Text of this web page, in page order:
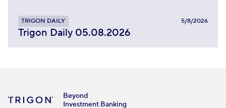
TRIGON DAILY 5/8/2026
Trigon Daily 05.08.2026
Beyond
Investment Banking